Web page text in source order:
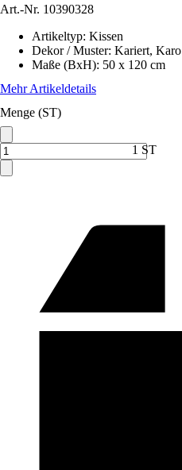
Art.-Nr. 10390328
Artikeltyp: Kissen
Dekor / Muster: Kariert, Karo
Maße (BxH): 50 x 120 cm
Mehr Artikeldetails
Menge (ST)
1 ST